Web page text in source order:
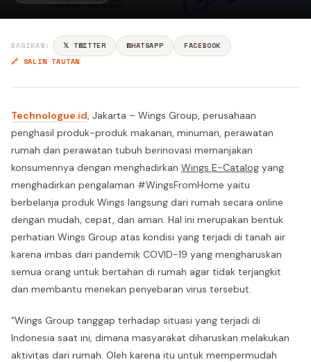
BAGIKAN: 𝕏 TWITTER WHATSAPP
FACEBOOK
🔗 SALIN TAUTAN
Technologue.id, Jakarta – Wings Group, perusahaan
penghasil produk-produk makanan, minuman, perawatan
rumah dan perawatan tubuh berinovasi memanjakan
konsumennya dengan menghadirkan Wings E-Catalog yang
menghadirkan pengalaman #WingsFromHome yaitu
berbelanja produk Wings langsung dari rumah secara online
dengan mudah, cepat, dan aman. Hal ini merupakan bentuk
perhatian Wings Group atas kondisi yang terjadi di tanah air
karena imbas dari pandemik COVID-19 yang mengharuskan
semua orang untuk bertahan di rumah agar tidak terjangkit
dan membantu menekan penyebaran virus tersebut.
“Wings Group tanggap terhadap situasi yang terjadi di
Indonesia saat ini, dimana masyarakat diharuskan melakukan
aktivitas dari rumah. Oleh karena itu untuk mempermudah